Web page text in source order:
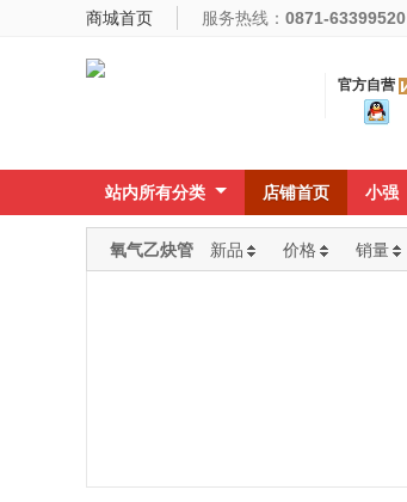
商城首页 服务热线： 0871-63399520
官方自营
站内所有分类 店铺首页 小强
氧气乙炔管 新品 价格 销量